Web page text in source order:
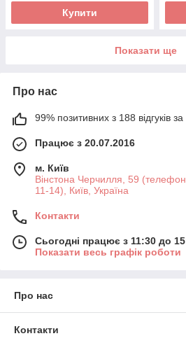
Купити
Показати ще
Про нас
99% позитивних з 188 відгуків за
Працює з 20.07.2016
м. Київ
Вінстона Черчилля, 59
11-14), Київ, Україна
Контакти
Сьогодні працює з 11:30 до
Показати весь графік роботи
Про нас
Контакти